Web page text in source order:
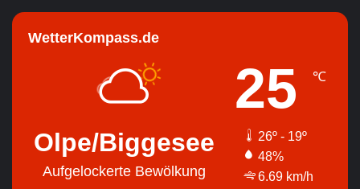
WetterKompass.de
Olpe/Biggesee
Aufgelockerte Bewölkung
25 ℃
26º - 19º
48%
6.69 km/h